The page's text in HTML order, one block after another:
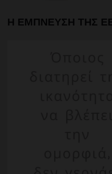
Η ΕΜΠΝΕΥΣΗ ΤΗΣ